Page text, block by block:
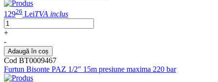
12926 LeiTVA inclus
+
-
Adaugă în coș
Cod BT0009467
Furtun Bisonte PAZ 1/2" 15m presiune maxima 220 bar